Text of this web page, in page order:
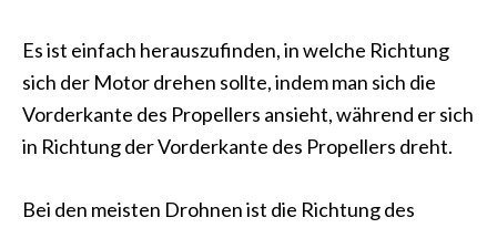
Es ist einfach herauszufinden, in welche Richtung
sich der Motor drehen sollte, indem man sich die
Vorderkante des Propellers ansieht, während er sich
in Richtung der Vorderkante des Propellers dreht.
Bei den meisten Drohnen ist die Richtung des